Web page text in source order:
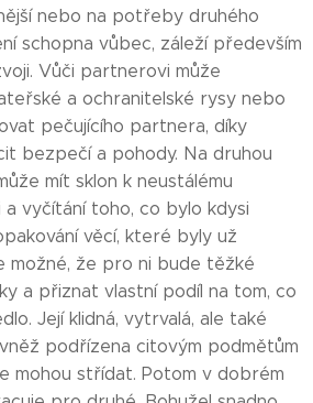
nebo na potřeby druhého
schopna vůbec, záleží především
Vůči partnerovi může
a ochranitelské rysy nebo
pečujícího partnera, díky
bezpečí a pohody. Na druhou
mít sklon k neustálému
vyčítání toho, co bylo kdysi
věcí, které byly už
možné, že pro ni bude těžké
a přiznat vlastní podíl na tom, co
Její klidná, vytrvalá, ale také
podřízena citovým podmětům
mohou střídat. Potom v dobrém